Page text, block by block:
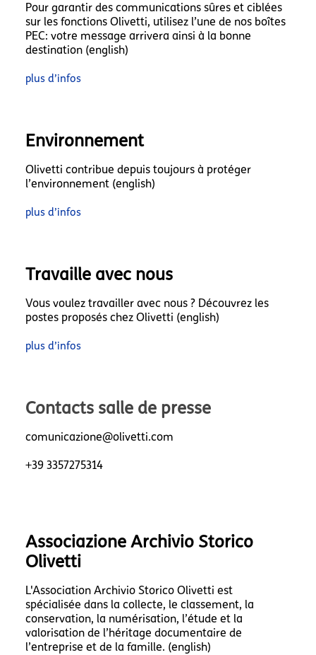
Pour garantir des communications sûres et ciblées
sur les fonctions Olivetti, utilisez l’une de nos boîtes
PEC: votre message arrivera ainsi à la bonne
destination (english)
plus d’infos
Environnement
Olivetti contribue depuis toujours à protéger
l’environnement (english)
plus d’infos
Travaille avec nous
Vous voulez travailler avec nous ? Découvrez les
postes proposés chez Olivetti (english)
plus d’infos
Contacts salle de presse
comunicazione@olivetti.com
+39 3357275314
Associazione Archivio Storico
Olivetti
L'Association Archivio Storico Olivetti est
spécialisée dans la collecte, le classement, la
conservation, la numérisation, l’étude et la
valorisation de l’héritage documentaire de
l’entreprise et de la famille. (english)